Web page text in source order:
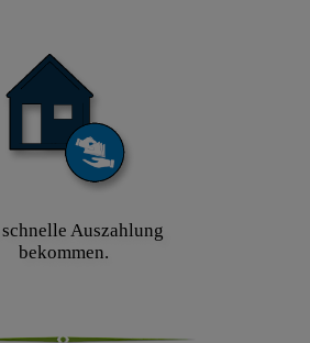
Auszahlung
bekommen.